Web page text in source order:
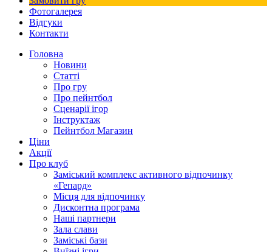
Фотогалерея
Відгуки
Контакти
Головна
Новини
Статті
Про гру
Про пейнтбол
Сценарії ігор
Інструктаж
Пейнтбол Магазин
Ціни
Акції
Про клуб
Заміський комплекс активного відпочинку
«Гепард»
Місця для відпочинку
Дисконтна програма
Наші партнери
Зала слави
Заміські бази